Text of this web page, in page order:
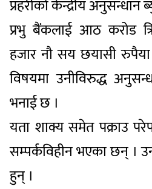
प्रहरीको केन्द्रीय अनुसन्धान
प्रभु बैंकलाई आठ करोड
हजार नौ सय छयासी
विषयमा उनीविरुद्ध
भनाई छ ।
यता शाक्य समेत पक्राउ
सम्पर्कविहीन भएका छन् ।
हुन् ।